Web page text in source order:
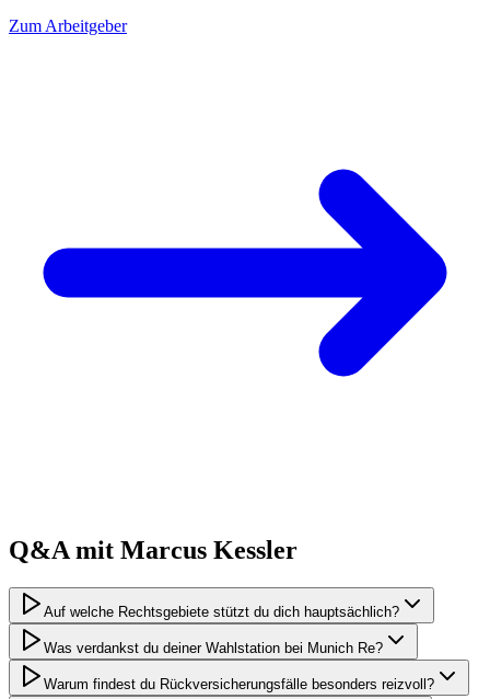
Zum Arbeitgeber
Q&A mit Marcus Kessler
Auf welche Rechtsgebiete stützt du dich hauptsächlich?
Was verdankst du deiner Wahlstation bei Munich Re?
Warum findest du Rückversicherungsfälle besonders reizvoll?